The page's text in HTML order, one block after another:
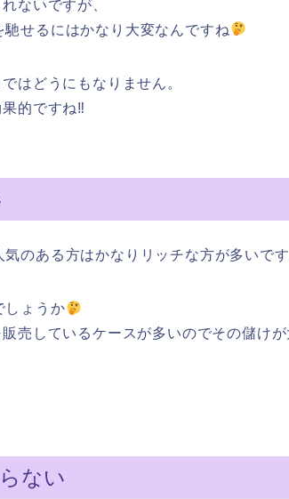
ないですが、
せるにはかなり大変なんですね
はどうにもなりません。
的ですね‼︎
のある方はかなりリッチな方が多いです
しょうか
売しているケースが多いのでその儲けが
ない